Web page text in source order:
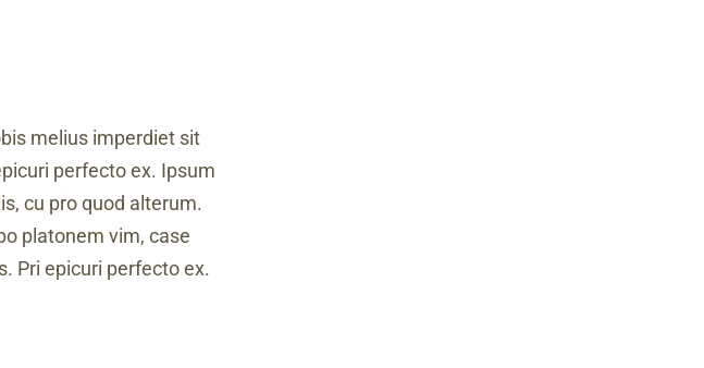
melius imperdiet sit
perfecto ex. Ipsum
cu pro quod alterum.
platonem vim, case
Pri epicuri perfecto ex.